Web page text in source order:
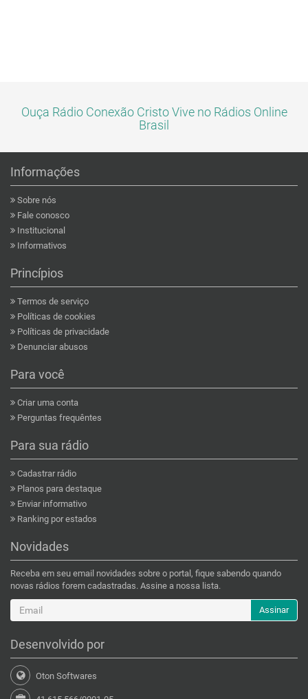
Ouça Rádio Conexão Cristo Vive no Rádios Online
Brasil
Informações
Sobre nós
Fale conosco
Institucional
Informativos
Princípios
Termos de serviço
Políticas de cookies
Políticas de privacidade
Denunciar abusos
Para você
Criar uma conta
Perguntas frequêntes
Para sua rádio
Cadastrar rádio
Planos para destaque
Enviar informativo
Ranking por estados
Novidades
Receba em seu email novidades sobre o portal, fique sabendo quando
novas rádios forem cadastradas. Assine a nossa lista.
Assinar
Desenvolvido por
Oton Softwares